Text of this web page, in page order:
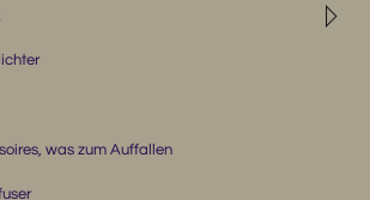
◹
was zum Auffallen